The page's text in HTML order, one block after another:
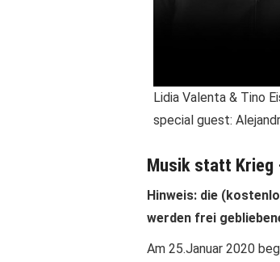
Lidia Valenta & Tino
special guest:
Musik statt Krieg
Hinweis: die
werden frei
Am 25.Januar 2020